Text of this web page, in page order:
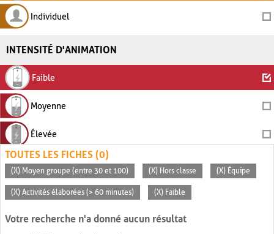
Individuel
INTENSITÉ D'ANIMATION
Faible
Moyenne
Élevée
TOUTES LES FICHES (0)
(X) Moyen groupe (entre 30 et 100) (X) Hors classe (X) Équipe
(X) Activités élaborées (> 60 minutes) (X) Faible
Votre recherche n'a donné aucun résultat